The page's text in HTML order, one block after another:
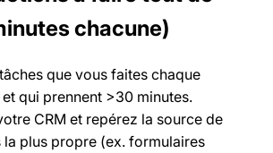
chacune)
que vous faites chaque
et qui prennent >30 minutes.
CRM et repérez la source de
la plus propre (ex. formulaires